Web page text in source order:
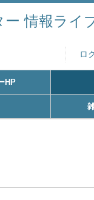
ー 情報ライ
ロ
HP